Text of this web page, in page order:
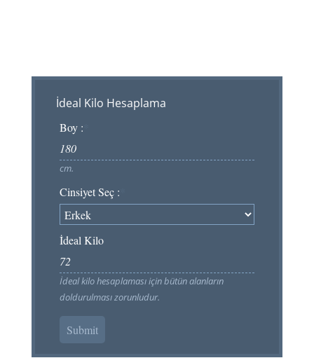
İdeal Kilo Hesaplama
Boy :
cm.
Cinsiyet Seç :
İdeal Kilo
İdeal kilo hesaplaması için bütün alanların
doldurulması zorunludur.
Submit